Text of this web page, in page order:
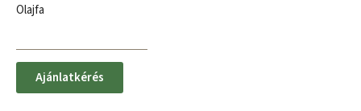
Olajfa
Ajánlatkérés